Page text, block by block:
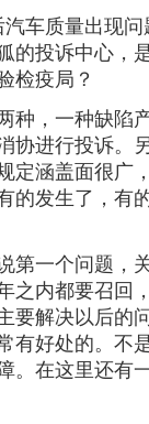
汽车质量出现
的投诉中心，
检疫局？
种，一种缺陷
协进行投诉。
定涵盖面很广
的发生了，有
第一个问题，
之内都要召回
要解决以后的
有好处的。不
。在这里还有